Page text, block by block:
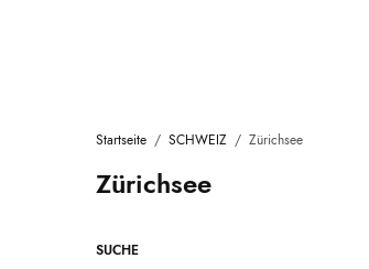
Startseite / SCHWEIZ / Zürichsee
Zürichsee
SUCHE